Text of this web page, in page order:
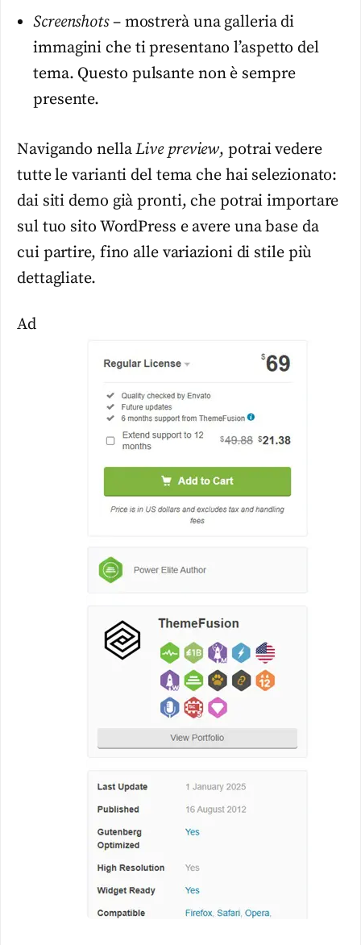
Screenshots– mostrerà una galleria di
immagini che ti presentano l’aspetto del
tema. Questo pulsante non è sempre
presente.
Navigando nellaLive preview, potrai vedere
tutte le varianti del tema che hai selezionato:
dai siti demo già pronti, che potrai importare
sul tuo sito WordPress e avere una base da
cui partire, fino alle variazioni di stile più
dettagliate.
Ad